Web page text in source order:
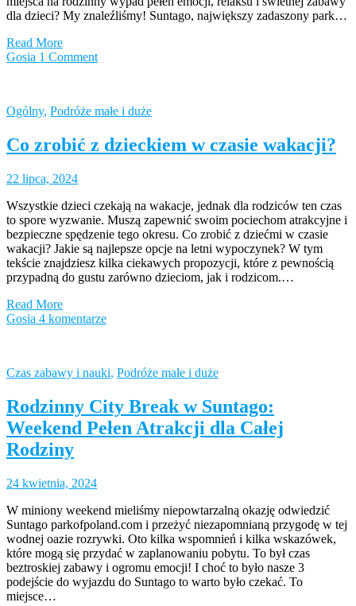
dla dzieci? My znaleźliśmy! Suntago, największy zadaszony park…
Read More
Gosia 1 Comment
Ogólny, Podróże małe i duże
Co zrobić z dzieckiem w czasie wakacji?
22 lipca, 2024
Wszystkie dzieci czekają na wakacje, jednak dla rodziców ten czas
to spore wyzwanie. Muszą zapewnić swoim pociechom atrakcyjne i
bezpieczne spędzenie tego okresu. Co zrobić z dziećmi w czasie
wakacji? Jakie są najlepsze opcje na letni wypoczynek? W tym
tekście znajdziesz kilka ciekawych propozycji, które z pewnością
przypadną do gustu zarówno dzieciom, jak i rodzicom.…
Read More
Gosia 4 komentarze
Czas zabawy i nauki, Podróże małe i duże
Rodzinny City Break w Suntago:
Weekend Pełen Atrakcji dla Całej
Rodziny
24 kwietnia, 2024
W miniony weekend mieliśmy niepowtarzalną okazję odwiedzić
Suntago parkofpoland.com i przeżyć niezapomnianą przygodę w tej
wodnej oazie rozrywki. Oto kilka wspomnień i kilka wskazówek,
które mogą się przydać w zaplanowaniu pobytu. To był czas
beztroskiej zabawy i ogromu emocji! I choć to było nasze 3
podejście do wyjazdu do Suntago to warto było czekać. To
miejsce…